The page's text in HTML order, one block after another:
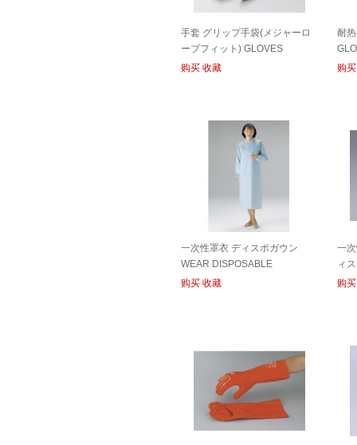
手套 グリップ手袋(メジャーロ
ーブフィット) GLOVES
购买 收藏
耐
购买
一次性罩衣 ディスポガウン
WEAR DISPOSABLE
购买 收藏
一
ィ
购买